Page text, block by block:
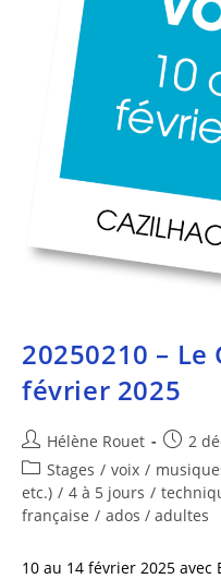
20250210 – Le
février 2025
Hélène Rouet
2
Stages / voix /
etc.) / 4 à 5 jours /
française / ados / adultes
10 au 14 février 2025 avec